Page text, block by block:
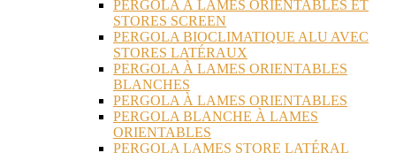
PERGOLA À LAMES ORIENTABLES ET
STORES SCREEN
PERGOLA BIOCLIMATIQUE ALU AVEC
STORES LATÉRAUX
PERGOLA À LAMES ORIENTABLES
BLANCHES
PERGOLA À LAMES ORIENTABLES
PERGOLA BLANCHE À LAMES
ORIENTABLES
PERGOLA LAMES STORE LATÉRAL